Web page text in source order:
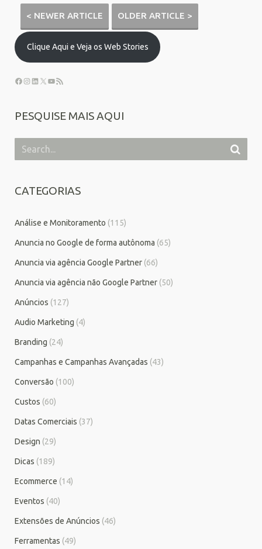
< NEWER ARTICLE OLDER ARTICLE >
Clique Aqui e Veja os Web Stories
PESQUISE MAIS AQUI
CATEGORIAS
Análise e Monitoramento (115)
Anuncia no Google de forma autônoma (65)
Anuncia via agência Google Partner (66)
Anuncia via agência não Google Partner (50)
Anúncios (127)
Audio Marketing (4)
Branding (24)
Campanhas e Campanhas Avançadas (43)
Conversão (100)
Custos (60)
Datas Comerciais (37)
Design (29)
Dicas (189)
Ecommerce (14)
Eventos (40)
Extensões de Anúncios (46)
Ferramentas (49)